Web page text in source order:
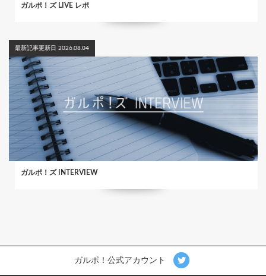
ガルポ！ズ LIVE レポ
最新記事更新日 2026.08.04
ガルポ！ズ INTERVIEW
ガルポ！公式アカウント